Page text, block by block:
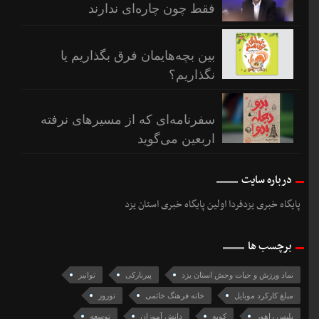
فقط چون چاره‌ای ندارند
بین بچه‌هایمان فرق بگذاریم یا
نگذاریم؟
سفرنامه‌ای که از مسیرهای نرفته
اربعین می‌گوید
درباره سایت
پایگاه خبری یزدفردا اولین پایگاه خبری استان یزد
برچسب ها
نماد ورزش و حیات وحش استان یزد پیرنارکی توانیر
مبلغ کارکرد موبایل خانه فرهنگ خاتمی نوروز
پلیس راهور کوبه دانش آموزان توسعه